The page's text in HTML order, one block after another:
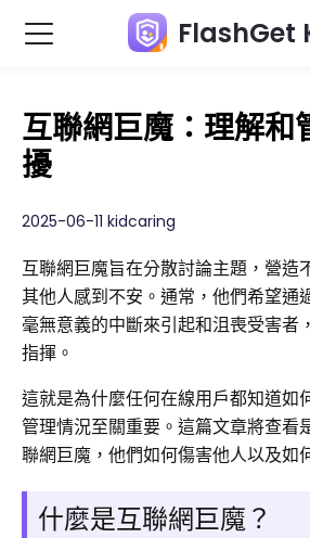
FlashGet
互聯網巨魔：理解和
擾
2025-06-11 kidcaring
互聯網巨魔旨在分散討論主題，營造
其他人感到不安。通常，他們希望通
毫無意義的中斷來引起和沮喪受害者
指揮。
這就是為什麼任何在線用戶都知道如
管理情況至關重要。這篇文章將查看
聯網巨魔，他們如何傷害他人以及如
什麼是互聯網巨魔？